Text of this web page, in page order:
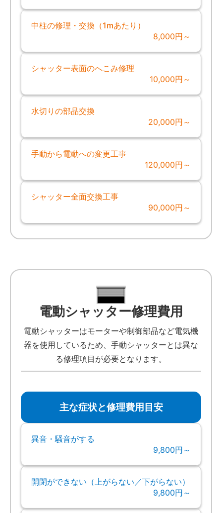
中柱の修理・交換（1mあたり）
8,000円～
シャッター表面のへこみ修理
10,000円～
水切りの部品交換
20,000円～
手動から電動への変更工事
120,000円～
シャッター全面交換工事
90,000円～
電動シャッター修理費用
電動シャッターはモーターや制御部品など電気機
器を使用しているため、手動シャッターとは異な
る修理項目が必要となります。
主な症状と修理費用目安
異音・騒音がする
9,800円～
開閉ができない（上がらない／下がらない）
9,800円～